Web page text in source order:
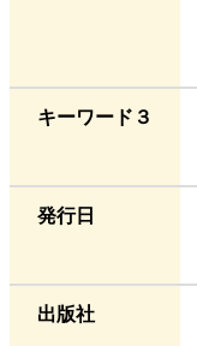
キーワード３
発行日
出版社